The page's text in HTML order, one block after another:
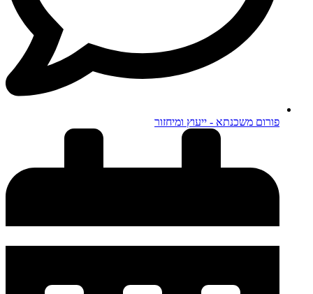
פורום משכנתא - ייעוץ ומיחזור